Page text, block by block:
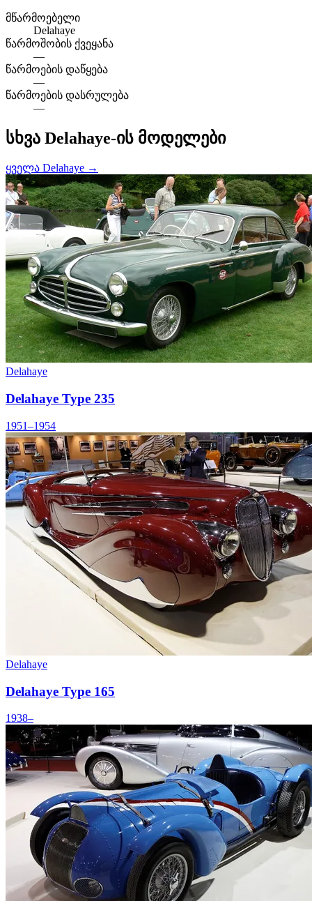
მწარმოებელი
Delahaye
წარმოშობის ქვეყანა
—
წარმოების დაწყება
—
წარმოების დასრულება
—
სხვა Delahaye-ის მოდელები
ყველა Delahaye →
Delahaye
Delahaye Type 235
1951–1954
Delahaye
Delahaye Type 165
1938–